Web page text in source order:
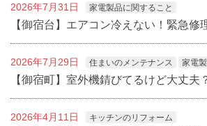
2026年7月31日 家電製品に関すること
【御宿台】エアコン冷えない！緊急修
2026年7月29日 住まいのメンテナンス 家電
【御宿町】室外機錆びてるけど大丈夫
2026年4月11日 キッチンのリフォーム